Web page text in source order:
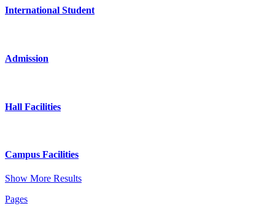
International Student
Admission
Hall Facilities
Campus Facilities
Show More Results
Pages